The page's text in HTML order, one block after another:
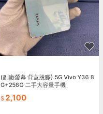
(副廠螢幕 背蓋脫膠) 5G Vivo Y36 8
G+256G 二手大容量手機
2,100